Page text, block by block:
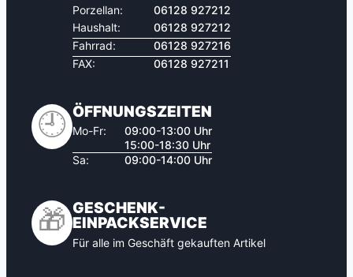
Porzellan:
06128 927212
Haushalt:
06128 927212
Fahrrad:
06128 927216
FAX:
06128 927211
🕘 ÖFFNUNGSZEITEN
Mo-Fr:
09:00-13:00 Uhr
15:00-18:30 Uhr
Sa:
09:00-14:00 Uhr
🎁 GESCHENK-
EINPACKSERVICE
Für alle im Geschäft gekauften Artikel